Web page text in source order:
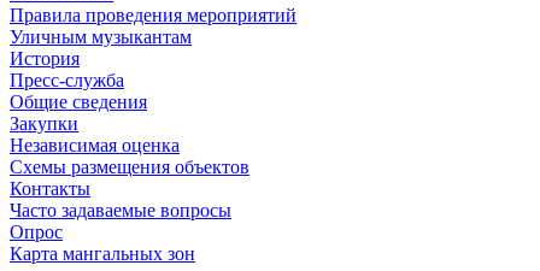
Правила проведения мероприятий
Уличным музыкантам
История
Пресс-служба
Общие сведения
Закупки
Независимая оценка
Схемы размещения объектов
Контакты
Часто задаваемые вопросы
Опрос
Карта мангальных зон